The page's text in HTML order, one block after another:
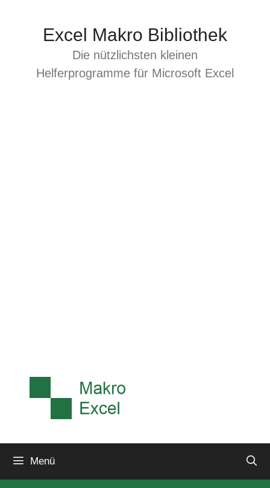
Excel Makro Bibliothek
Die nützlichsten kleinen
Helferprogramme für Microsoft Excel
Menü